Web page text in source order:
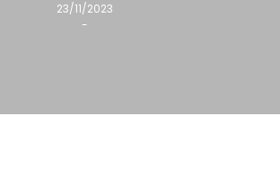
23/11/2023
-